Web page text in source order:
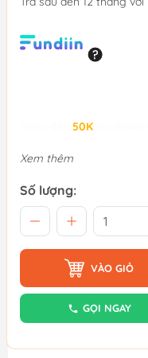
50K
Xem thêm
Số lượng:
VÀO GIỎ
GỌI NGAY